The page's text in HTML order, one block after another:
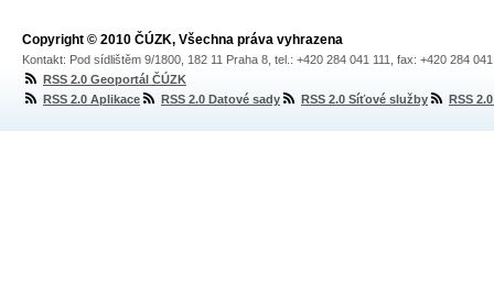
Copyright © 2010 ČÚZK, Všechna práva vyhrazena
Kontakt: Pod sídlištěm 9/1800, 182 11 Praha 8, tel.: +420 284 041 111, fax: +420 284
RSS 2.0 Geoportál ČÚZK
RSS 2.0 Aplikace
RSS 2.0 Datové sady RSS 2.0 Síťové služby RSS